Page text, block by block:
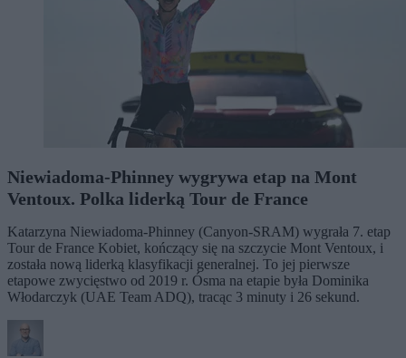
Niewiadoma-Phinney wygrywa etap na Mont
Ventoux. Polka liderką Tour de France
Katarzyna Niewiadoma-Phinney (Canyon-SRAM) wygrała 7. etap
Tour de France Kobiet, kończący się na szczycie Mont Ventoux, i
została nową liderką klasyfikacji generalnej. To jej pierwsze
etapowe zwycięstwo od 2019 r. Ósma na etapie była Dominika
Włodarczyk (UAE Team ADQ), tracąc 3 minuty i 26 sekund.